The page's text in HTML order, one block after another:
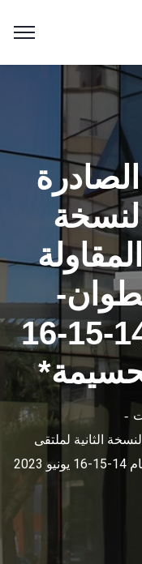
الحسيمة *أيام 14-15-16
الثانية لملتقى
المقاولة لجهة طنجة-تطوان-الحسيمة *أيام 14-15-16 يونيو 2023